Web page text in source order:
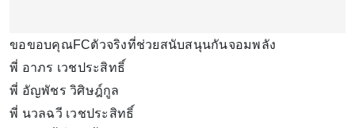
ขอขอบคุณFCตัวจริงที่ช่วยสนับสนุนกันจอมพลัง
พี่ อาภร เวชประสิทธิ์
พี่ อัญพัชร วิศิษฎ์กูล
พี่ นวลฉวี เวชประสิทธิ์